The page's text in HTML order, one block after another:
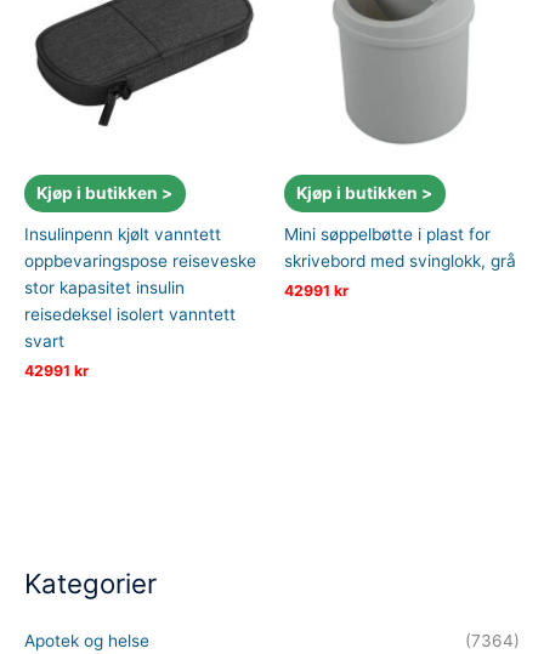
Kjøp i butikken >
Insulinpenn kjølt vanntett
oppbevaringspose reiseveske
stor kapasitet insulin
reisedeksel isolert vanntett
svart
42991 kr
Kjøp i butikken >
Mini søppelbøtte i plast for
skrivebord med svinglokk, grå
42991 kr
Kategorier
Apotek og helse (7364)